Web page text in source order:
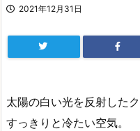
2021年12月31日
太陽の白い光を反射した
すっきりと冷たい空気。